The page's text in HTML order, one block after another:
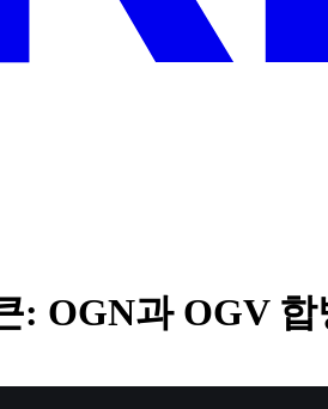
: OGN과 OGV 합